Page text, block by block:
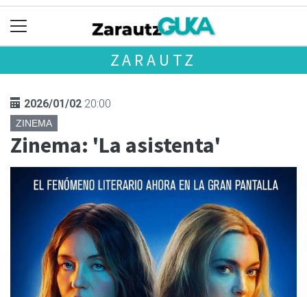
ZARAUTZ
2026/01/02 20:00
ZINEMA
Zinema: 'La asistenta'